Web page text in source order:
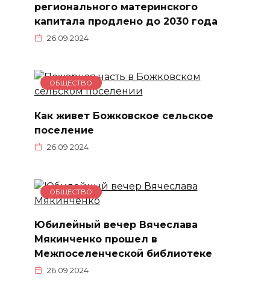
регионального материнского
капитала продлено до 2030 года
26.09.2024
ОБЩЕСТВО
Как живет Божковское сельское
поселение
26.09.2024
ОБЩЕСТВО
Юбилейный вечер Вячеслава
Мякинченко прошел в
Межпоселенческой библиотеке
26.09.2024